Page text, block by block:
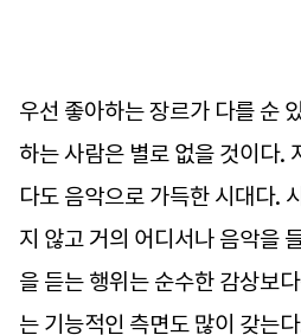
우선 좋아하는 장르가 다를 순
하는 사람은 별로 없을 것이다.
다도 음악으로 가득한 시대다.
지 않고 거의 어디서나 음악을
을 듣는 행위는 순수한 감상보
는 기능적인 측면도 많이 갖는